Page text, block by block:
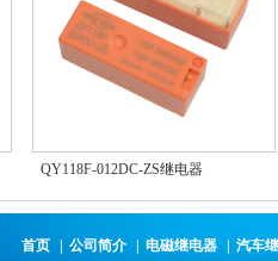
QY118F-012DC-ZS继电器
首页 公司简介 电磁继电器 汽车